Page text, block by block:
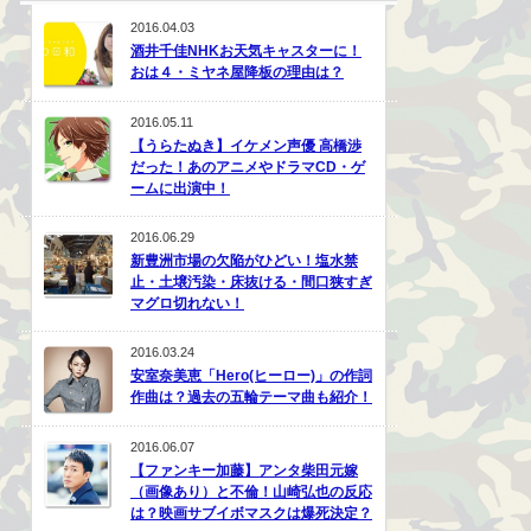
2016.04.03
酒井千佳NHKお天気キャスターに！
おは４・ミヤネ屋降板の理由は？
2016.05.11
【うらたぬき】イケメン声優 高橋渉
だった！あのアニメやドラマCD・ゲ
ームに出演中！
2016.06.29
新豊洲市場の欠陥がひどい！塩水禁
止・土壌汚染・床抜ける・間口狭すぎ
マグロ切れない！
2016.03.24
安室奈美恵「Hero(ヒーロー)」の作詞
作曲は？過去の五輪テーマ曲も紹介！
2016.06.07
【ファンキー加藤】アンタ柴田元嫁
（画像あり）と不倫！山崎弘也の反応
は？映画サブイボマスクは爆死決定？